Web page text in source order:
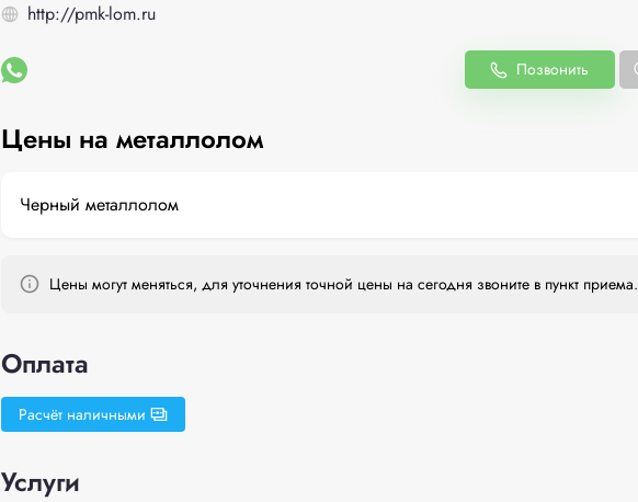
http://pmk-lom.ru
Позвонить
Цены на металлолом
Черный металлолом
Цены могут меняться, для уточнения точной цены на сегодня звоните в пункт приема.
Оплата
Расчёт наличными
Услуги